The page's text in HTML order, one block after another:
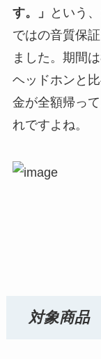
す。」
という
ではの音質保
ました。期間
ヘッドホンと
金が全額帰っ
れですよね。
対象商品